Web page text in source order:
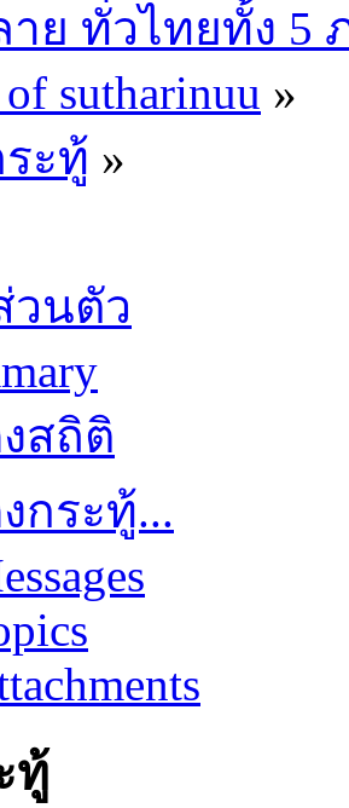
ย ทั่วไทยทั้ง 5
sutharinuu »
ะทู้ »
วนตัว
สถิติ
กระทู้...
ทู้